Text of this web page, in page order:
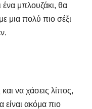
μπλουζάκι, θα
μια πολύ πιο σέξι
να χάσεις λίπος,
είναι ακόμα πιο